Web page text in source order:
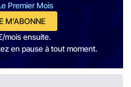
Premier Mois
M'ABONNE
mois ensuite.
en pause à tout moment.